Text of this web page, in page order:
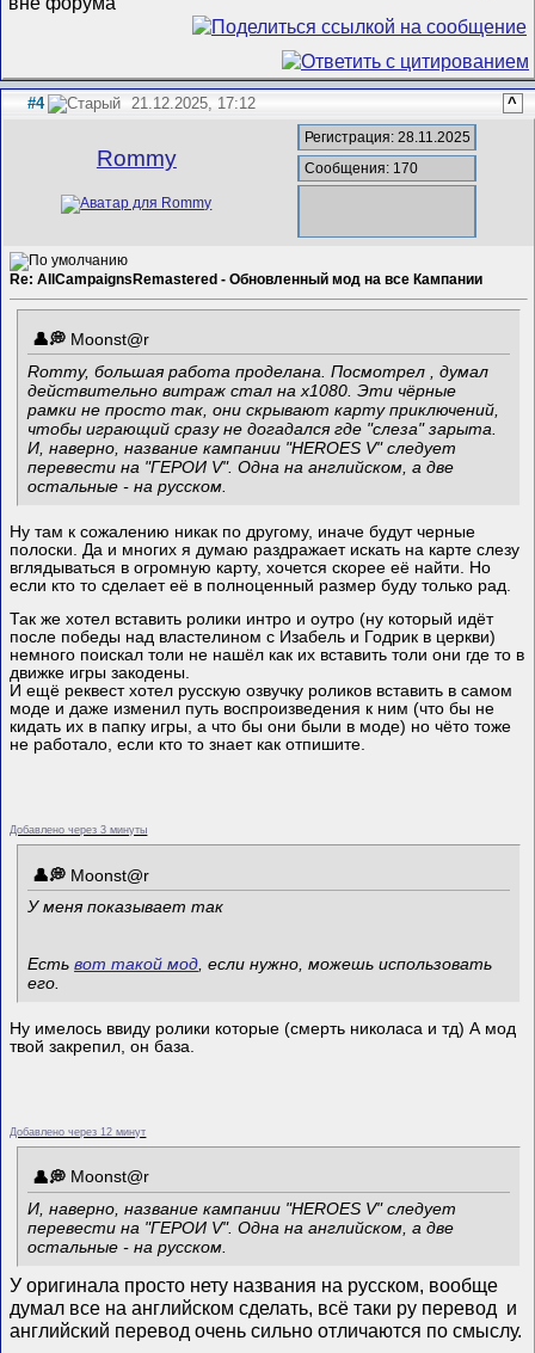
#4 21.12.2025, 17:12 ^
Rommy
Регистрация: 28.11.2025
Сообщения: 170
Re: AllCampaignsRemastered - Обновленный мод на все Кампании
Mооnst@r
Rommy, большая работа проделана. Посмотрел , думал
действительно витраж стал на x1080. Эти чёрные
рамки не просто так, они скрывают карту приключений,
чтобы играющий сразу не догадался где "слеза" зарыта.
И, наверно, название кампании "HEROES V" следует
перевести на "ГЕРОИ V". Одна на английском, а две
остальные - на русском.
Ну там к сожалению никак по другому, иначе будут черные
полоски. Да и многих я думаю раздражает искать на карте слезу
вглядываться в огромную карту, хочется скорее её найти. Но
если кто то сделает её в полноценный размер буду только рад.
Так же хотел вставить ролики интро и оутро (ну который идёт
после победы над властелином с Изабель и Годрик в церкви)
немного поискал толи не нашёл как их вставить толи они где то в
движке игры закодены.
И ещё реквест хотел русскую озвучку роликов вставить в самом
моде и даже изменил путь воспроизведения к ним (что бы не
кидать их в папку игры, а что бы они были в моде) но чёто тоже
не работало, если кто то знает как отпишите.
Добавлено через 3 минуты
Mооnst@r
У меня показывает так
Естьвот такой мод, если нужно, можешь использовать
его.
Ну имелось ввиду ролики которые (смерть николаса и тд) А мод
твой закрепил, он база.
Добавлено через 12 минут
Mооnst@r
И, наверно, название кампании "HEROES V" следует
перевести на "ГЕРОИ V". Одна на английском, а две
остальные - на русском.
У оригинала просто нету названия на русском, вообще
думал все на английском сделать, всё таки ру перевод и
английский перевод очень сильно отличаются по смыслу.